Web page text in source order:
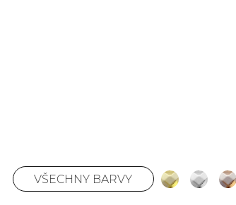
VŠECHNY BARVY